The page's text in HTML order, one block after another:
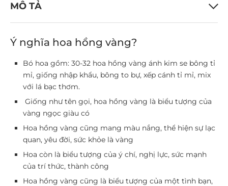
MÔ TẢ
Ý nghĩa hoa hồng vàng?
Bó hoa gồm: 30-32 hoa hồng vàng ánh kim se bông tỉ
mỉ, giống nhập khẩu, bông to bự, xếp cánh tỉ mỉ, mix
với lá bạc thơm.
Giống như tên gọi, hoa hồng vàng là biểu tượng của
vàng ngọc giàu có
Hoa hồng vàng cũng mang màu nắng, thể hiện sự lạc
quan, yêu đời, sức khỏe là vàng
Hoa còn là biểu tượng của ý chí, nghị lực, sức mạnh
của trí thức, thành công
Hoa hồng vàng cũng là biểu tượng của một tình bạn,